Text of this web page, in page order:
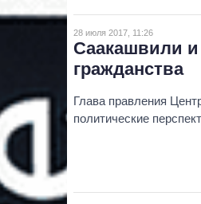
28 июля 2017, 11:26
Саакашвили и
гражданства
Глава правления
политические